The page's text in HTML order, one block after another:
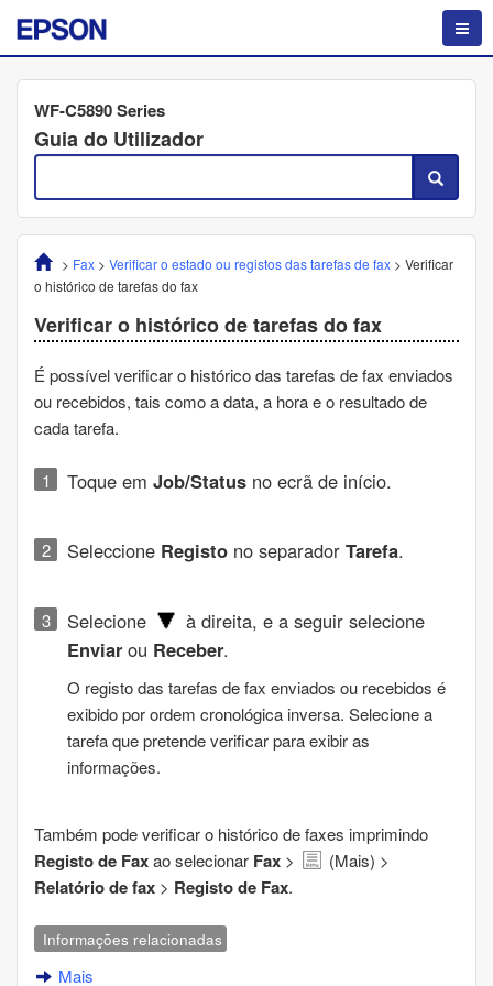
WF-C5890 Series
Guia do Utilizador
> Fax> Verificar o estado ou registos das tarefas de fax> Verificar
o histórico de tarefas do fax
Verificar o histórico de tarefas do fax
É possível verificar o histórico das tarefas de fax enviados
ou recebidos, tais como a data, a hora e o resultado de
cada tarefa.
Toque em Job/Status no ecrã de início.
Seleccione Registo no separador Tarefa.
Selecione
à direita, e a seguir selecione
Enviar ou Receber.
O registo das tarefas de fax enviados ou recebidos é
exibido por ordem cronológica inversa. Selecione a
tarefa que pretende verificar para exibir as
informações.
Também pode verificar o histórico de faxes imprimindo
Registo de Faxao selecionar Fax > (Mais) >
Relatório de fax > Registo de Fax.
Informações relacionadas
Mais